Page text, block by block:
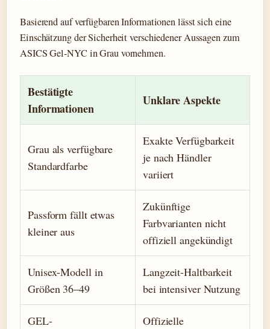
Basierend auf verfügbaren Informationen lässt sich eine
Einschätzung der Sicherheit verschiedener Aussagen zum
ASICS Gel-NYC in Grau vornehmen.
Bestätigte
Informationen
Unklare Aspekte
Grau als verfügbare
Standardfarbe
Exakte Verfügbarkeit
je nach Händler
variiert
Passform fällt etwas
kleiner aus
Zukünftige
Farbvarianten nicht
offiziell angekündigt
Unisex-Modell in
Größen 36–49
Langzeit-Haltbarkeit
bei intensiver Nutzung
GEL-
Offizielle